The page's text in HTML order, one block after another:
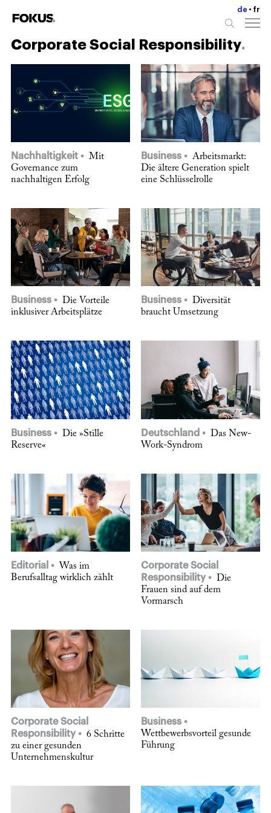
de fr
Corporate Social Responsibility
Nachhaltigkeit
Mit
Governance zum
nachhaltigen Erfolg
Business
Arbeitsmarkt:
Die ältere Generation spielt
eine Schlüsselrolle
Business
Die Vorteile
inklusiver Arbeitsplätze
Business
Diversität
braucht Umsetzung
Business
Die »Stille
Reserve«
Deutschland
Das New-
Work-Syndrom
Editorial
Was im
Berufsalltag wirklich zählt
Corporate Social
Responsibility
Die
Frauen sind auf dem
Vormarsch
Corporate Social
Responsibility
6 Schritte
zu einer gesunden
Unternehmenskultur
Business
Wettbewerbsvorteil gesunde
Führung